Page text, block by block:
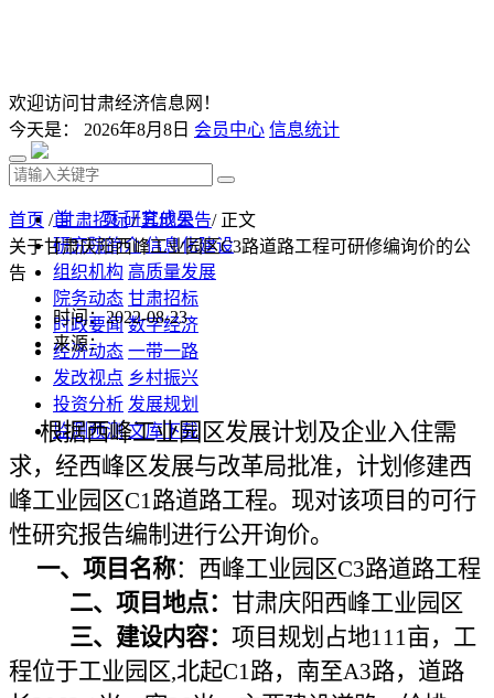
欢迎访问甘肃经济信息网！
今天是： 2026年8月8日 会员中心 信息统计
首 页 研究成果
研究院简介 信息化建设
组织机构 高质量发展
院务动态 甘肃招标
时政要闻 数字经济
经济动态 一带一路
发改视点 乡村振兴
投资分析 发展规划
监测预测 文库下载
首页 /甘肃招标/其他公告/ 正文
关于甘肃庆阳西峰工业园区C3路道路工程可研修编询价的公
告
时间：2022-08-23
来源：
根据西峰工业园区发展计划及企业入住需
求，经西峰区发展与改革局批准，计划修建西
峰工业园区C1路道路工程。现对该项目的可行
性研究报告编制进行公开询价。
一、项目名称：西峰工业园区C3路道路工程
二、项目地点： 甘肃庆阳西峰工业园区
三、建设内容： 项目规划占地111亩，工
程位于工业园区,北起C1路，南至A3路，道路